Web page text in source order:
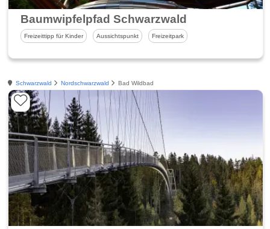
Baumwipfelpfad Schwarzwald
Freizeittipp für Kinder Aussichtspunkt Freizeitpark
Schwarzwald Nordschwarzwald Bad Wildbad